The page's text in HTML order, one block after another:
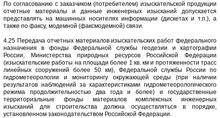
По согласованию с заказчиком (потребителем) изыскательской продукции
отчетные материалы и данные инженерных изысканий допускается
представлять на машинных носителях информации (дискетах и т.п.), а
также по факсу, модемной (факсмодемной) связи.
4.25 Передача отчетных материалов изыскательских работ федерального
назначения в фонды Федеральной службы геодезии и картографии
России, Министерства природных ресурсов Российской Федерации
(изыскательские работы на площади более 1 кв. км и протяженности трасс
линейных сооружений более 50 км), Федеральной службы России по
гидрометеорологии и мониторингу окружающей среды (при наличии
результатов наблюдений за характеристиками гидрометеорологического
режима продолжительностью два года и более) и государственные
территориальные фонды материалов комплексных инженерных
изысканий для строительства должна осуществляться в порядке,
установленном законодательством Российской Федерации.